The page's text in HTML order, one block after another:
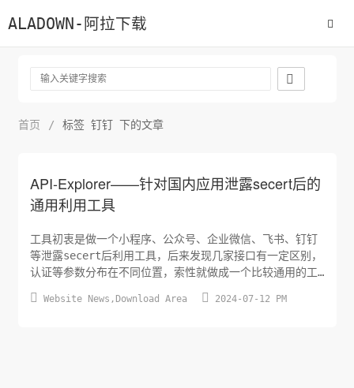
ALADOWN-阿拉下载

首页 / 标签 钉钉 下的文章
API-Explorer——针对国内应用泄露secert后的
通用利用工具
工具初衷是做一个小程序、公众号、企业微信、飞书、钉钉
等泄露secert后利用工具，后来发现几家接口有一定区别，
认证等参数分布在不同位置，索性就做成一个比较通用的工
则提取认证token、接口参数说明。 ​ API-Explorer是一
 Website News , Download Area  2024-07-12 PM